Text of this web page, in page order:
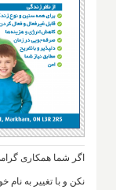
اگر شما همکاری
نکن و با تغییر به